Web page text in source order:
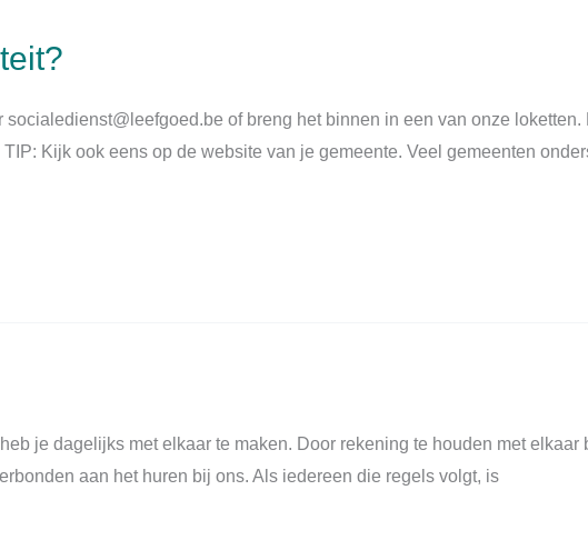
of breng het binnen in een van onze loketten.
Kijk ook eens op de website van je gemeente. Veel gemeenten
je dagelijks met elkaar te maken. Door rekening te houden met elkaar
aan het huren bij ons. Als iedereen die regels volgt, is